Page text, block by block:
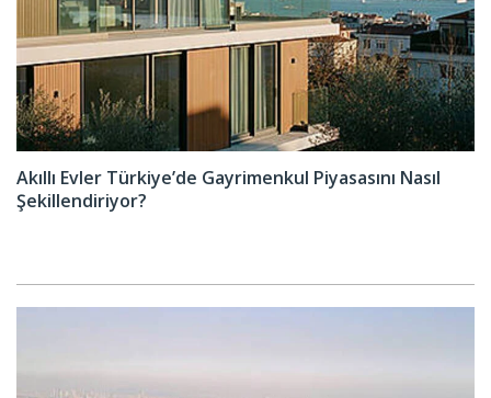
Akıllı Evler Türkiye’de Gayrimenkul Piyasasını Nasıl
Şekillendiriyor?